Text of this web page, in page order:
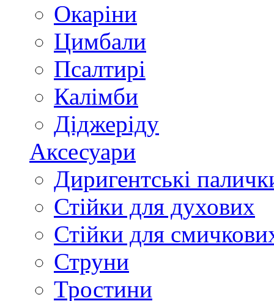
Окаріни
Цимбали
Псалтирі
Калімби
Діджеріду
Аксесуари
Диригентські
Стійки для духових
Стійки для
Струни
Тростини